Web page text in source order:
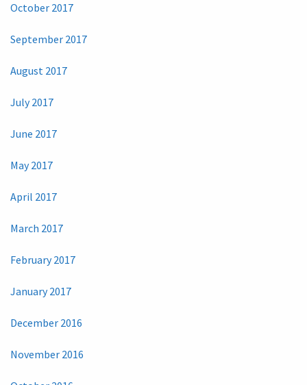
October 2017
September 2017
August 2017
July 2017
June 2017
May 2017
April 2017
March 2017
February 2017
January 2017
December 2016
November 2016